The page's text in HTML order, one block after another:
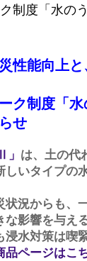
制度「水の
性能向上
ク制度「
せ
」 は、土の代
しいタイプの
状況からも、
影響を与える
浸水対策は喫
品ページはこ